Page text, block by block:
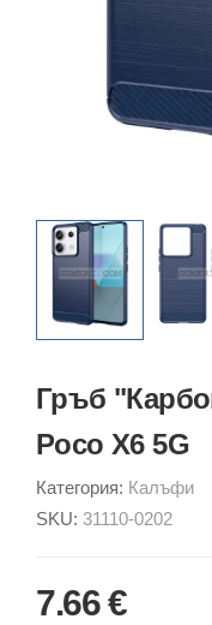
Гръб
Poco X6 5G
Категория: Калъфи
SKU: 31110-0202
7.66 €